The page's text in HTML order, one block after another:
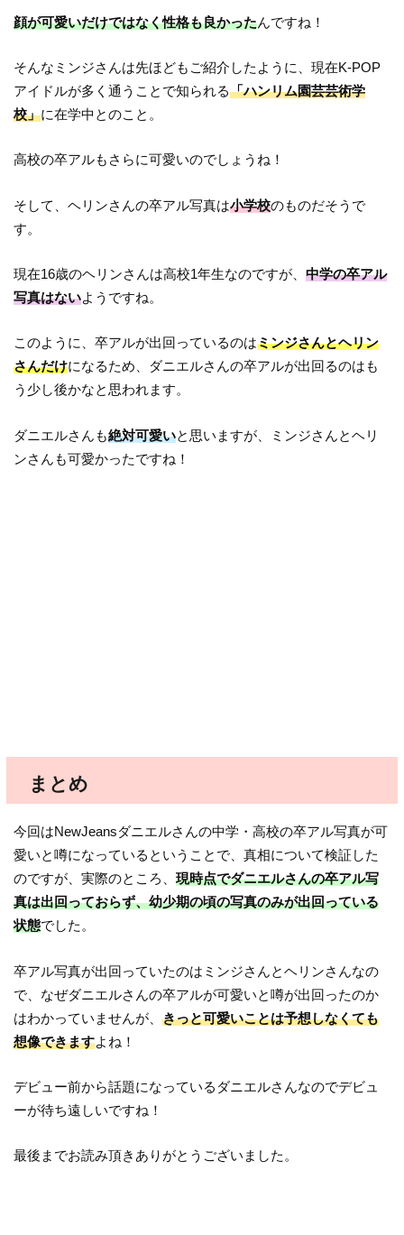
顔が可愛いだけではなく性格も良かったんですね！
そんなミンジさんは先ほどもご紹介したように、現在K-POP
アイドルが多く通うことで知られる「ハンリム園芸芸術学
校」に在学中とのこと。
高校の卒アルもさらに可愛いのでしょうね！
そして、ヘリンさんの卒アル写真は小学校のものだそうで
す。
現在16歳のヘリンさんは高校1年生なのですが、中学の卒アル
写真はないようですね。
このように、卒アルが出回っているのはミンジさんとヘリン
さんだけになるため、ダニエルさんの卒アルが出回るのはも
う少し後かなと思われます。
ダニエルさんも絶対可愛いと思いますが、ミンジさんとヘリ
ンさんも可愛かったですね！
まとめ
今回はNewJeansダニエルさんの中学・高校の卒アル写真が可
愛いと噂になっているということで、真相について検証した
のですが、実際のところ、現時点でダニエルさんの卒アル写
真は出回っておらず、幼少期の頃の写真のみが出回っている
状態でした。
卒アル写真が出回っていたのはミンジさんとヘリンさんなの
で、なぜダニエルさんの卒アルが可愛いと噂が出回ったのか
はわかっていませんが、きっと可愛いことは予想しなくても
想像できますよね！
デビュー前から話題になっているダニエルさんなのでデビュ
ーが待ち遠しいですね！
最後までお読み頂きありがとうございました。